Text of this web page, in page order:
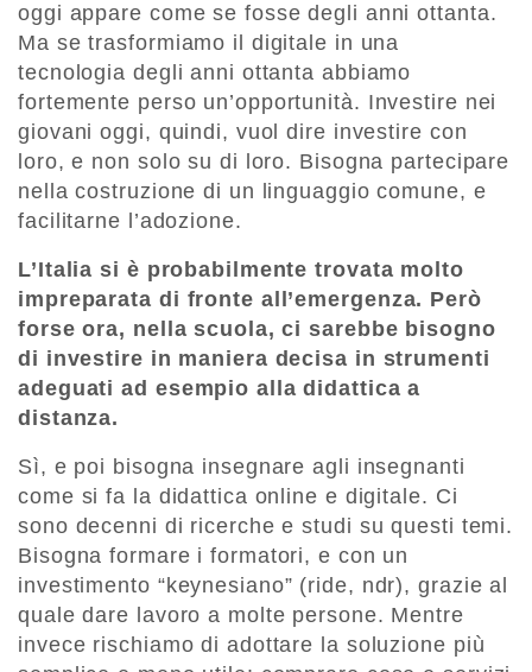
oggi appare come se fosse degli anni ottanta.
Ma se trasformiamo il digitale in una
tecnologia degli anni ottanta abbiamo
fortemente perso un’opportunità. Investire nei
giovani oggi, quindi, vuol dire investire con
loro, e non solo su di loro. Bisogna partecipare
nella costruzione di un linguaggio comune, e
facilitarne l’adozione.
L’Italia si è probabilmente trovata molto
impreparata di fronte all’emergenza. Però
forse ora, nella scuola, ci sarebbe bisogno
di investire in maniera decisa in strumenti
adeguati ad esempio alla didattica a
distanza.
Sì, e poi bisogna insegnare agli insegnanti
come si fa la didattica online e digitale. Ci
sono decenni di ricerche e studi su questi temi.
Bisogna formare i formatori, e con un
investimento “keynesiano” (ride, ndr), grazie al
quale dare lavoro a molte persone. Mentre
invece rischiamo di adottare la soluzione più